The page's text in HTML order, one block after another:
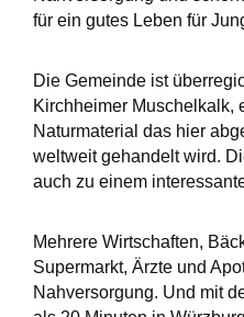
für ein gutes Leben für
Die Gemeinde ist
Kirchheimer Muschelkalk,
Naturmaterial das hier
weltweit gehandelt wird.
auch zu einem
Mehrere Wirtschaften,
Supermarkt, Ärzte und
Nahversorgung. Und mit